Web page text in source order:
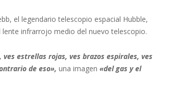
el legendario telescopio espacial Hubble,
infrarrojo medio del nuevo telescopio.
estrellas rojas, ves brazos espirales, ves
de eso», una imagen «del gas y el